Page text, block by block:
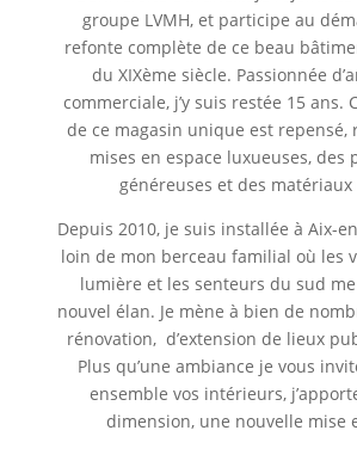
groupe LVMH, et participe au
refonte complète de ce beau
du XIXème siècle. Passionnée
commerciale, j’y suis restée 15 ans.
de ce magasin unique est repensé,
mises en espace luxueuses, des
généreuses et des matériaux
Depuis 2010, je suis installée à Aix-
loin de mon berceau familial où les
lumière et les senteurs du sud
nouvel élan. Je mène à bien de
rénovation, d’extension de lieux
Plus qu’une ambiance je vous
ensemble vos intérieurs,
dimension, une nouvelle mise